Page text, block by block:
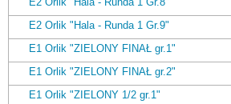
E2 Orlik "Hala - Runda 1 Gr.9"
E1 Orlik "ZIELONY FINAŁ gr.1"
E1 Orlik "ZIELONY FINAŁ gr.2"
E1 Orlik "ZIELONY 1/2 gr.1"